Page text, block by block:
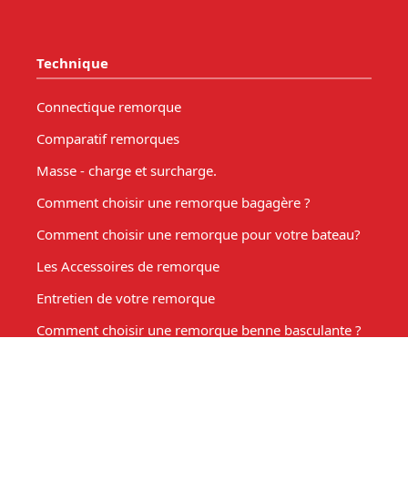
Technique
Connectique remorque
Comparatif remorques
Masse - charge et surcharge.
Comment choisir une remorque bagagère ?
Comment choisir une remorque pour votre bateau?
Les Accessoires de remorque
Entretien de votre remorque
Comment choisir une remorque benne basculante ?